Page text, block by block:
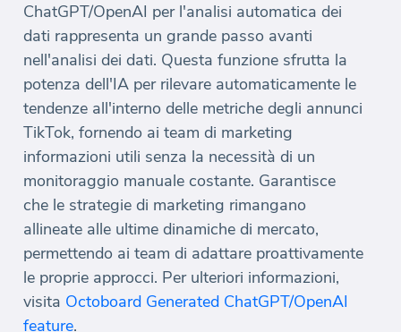
ChatGPT/OpenAI per l'analisi automatica dei
dati rappresenta un grande passo avanti
nell'analisi dei dati. Questa funzione sfrutta la
potenza dell'IA per rilevare automaticamente le
tendenze all'interno delle metriche degli annunci
TikTok, fornendo ai team di marketing
informazioni utili senza la necessità di un
monitoraggio manuale costante. Garantisce
che le strategie di marketing rimangano
allineate alle ultime dinamiche di mercato,
permettendo ai team di adattare proattivamente
le proprie approcci. Per ulteriori informazioni,
visita Octoboard Generated ChatGPT/OpenAI
feature.